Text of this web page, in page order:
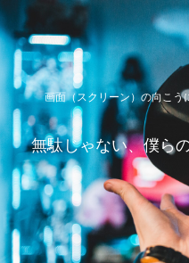
画面（スクリーン）の向こう
無駄じゃない、僕ら